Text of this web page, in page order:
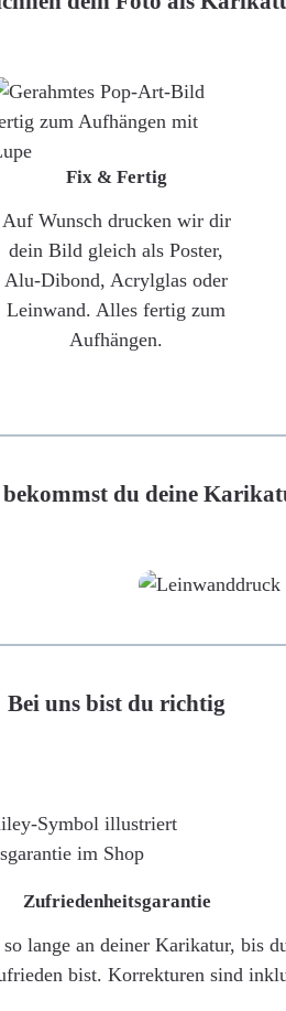
Fix & Fertig
Auf Wunsch drucken wir dir
dein Bild gleich als Poster,
Alu-Dibond, Acrylglas oder
Leinwand. Alles fertig zum
Aufhängen.
bekommst du deine
Bei uns bist du richtig
Zufriedenheitsgarantie
lange an deiner Karikatur, bis
bist. Korrekturen sind